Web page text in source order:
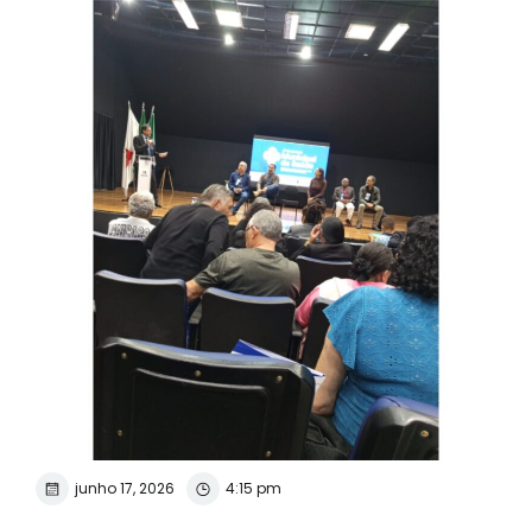
junho 17, 2026 4:15 pm